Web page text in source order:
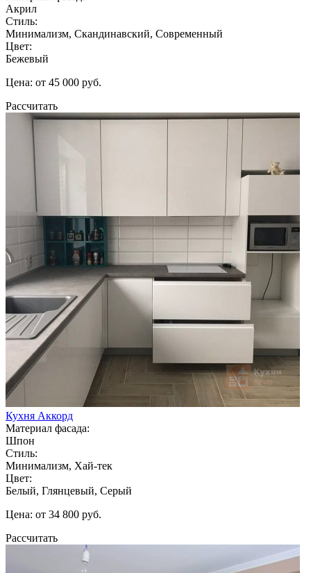
Акрил
Стиль:
Минимализм, Скандинавский, Современный
Цвет:
Бежевый
Цена: от 45 000 руб.
Рассчитать
Кухня Аккорд
Материал фасада:
Шпон
Стиль:
Минимализм, Хай-тек
Цвет:
Белый, Глянцевый, Серый
Цена: от 34 800 руб.
Рассчитать